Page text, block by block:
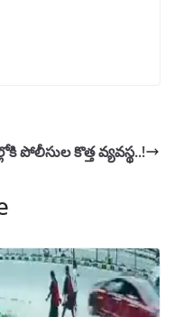
పోలీసుల కొత్త వ్యవస్థ..!